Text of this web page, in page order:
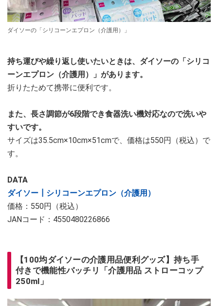
ダイソーの「シリコーンエプロン（介護用）」
持ち運びや繰り返し使いたいときは、ダイソーの「シリコ
ーンエプロン（介護用）」があります。
折りたためて携帯に便利です。
また、長さ調節が6段階でき食器洗い機対応なので洗いや
すいです。
サイズは35.5cm×10cm×51cmで、価格は550円（税込）で
す。
DATA
ダイソー┃シリコーンエプロン（介護用）
価格：550円（税込）
JANコード：4550480226866
【100均ダイソーの介護用品便利グッズ】持ち手
付きで機能性バッチリ「介護用品 ストローコップ
250ml」